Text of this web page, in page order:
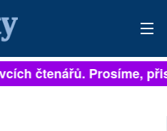
čtenářů. Prosíme,